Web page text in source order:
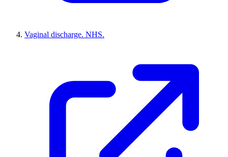
Vaginal discharge. NHS.